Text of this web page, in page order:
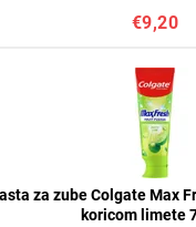
€9,20
za zube Colgate Max
koricom limete